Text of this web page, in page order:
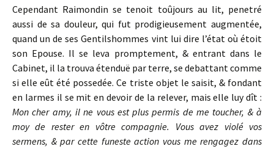
Cependant Raimondin se tenoit toûjours au lit, penetré
aussi de sa douleur, qui fut prodigieusement augmentée,
quand un de ses Gentilshommes vint lui dire l’état où étoit
son Epouse. Il se leva promptement, & entrant dans le
Cabinet, il la trouva étenduë par terre, se debattant comme
si elle eût été possedée. Ce triste objet le saisit, & fondant
en larmes il se mit en devoir de la relever, mais elle luy dît :
Mon cher amy, il ne vous est plus permis de me toucher, & à
moy de rester en vôtre compagnie. Vous avez violé vos
sermens, & par cette funeste action vous me rengagez dans